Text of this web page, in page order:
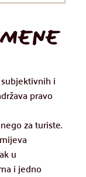
i
pravo
za turiste.
u
i jedno